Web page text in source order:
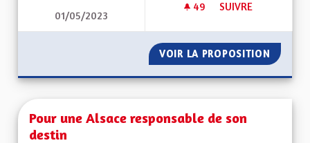
01/05/2023
49 49 ABONNÉS
SUIVRE
VOIR LA PROPOSITION
Pour une Alsace responsable de son
destin